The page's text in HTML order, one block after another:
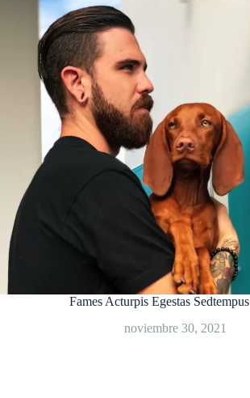
Fames Acturpis Egestas Sedtempus
noviembre 30, 2021